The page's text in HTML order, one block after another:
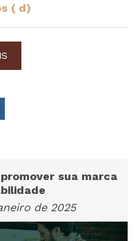
( d)
sua marca
de 2025